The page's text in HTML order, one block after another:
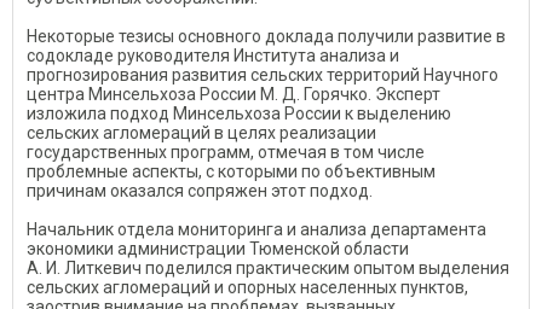
Некоторые тезисы основного доклада получили развитие в
содокладе руководителя Института анализа и
прогнозирования развития сельских территорий Научного
центра Минсельхоза России М. Д. Горячко. Эксперт
изложила подход Минсельхоза России к выделению
сельских агломераций в целях реализации
государственных программ, отмечая в том числе
проблемные аспекты, с которыми по объективным
причинам оказался сопряжен этот подход.
Начальник отдела мониторинга и анализа департамента
экономики администрации Тюменской области
А. И. Литкевич поделился практическим опытом выделения
сельских агломераций и опорных населенных пунктов,